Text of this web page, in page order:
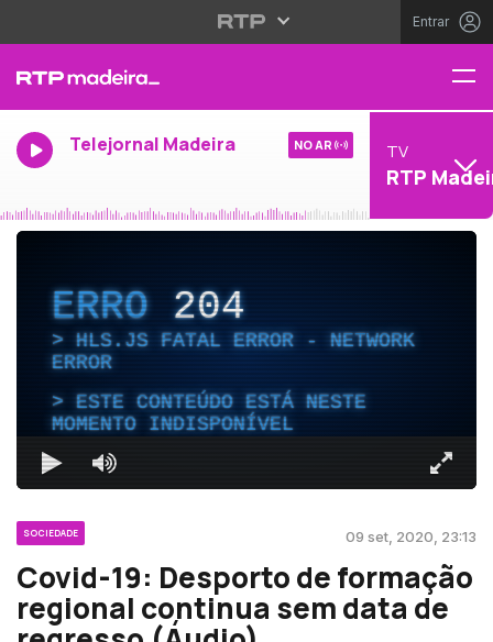
Entrar
Telejornal Madeira NO AR TV
RTP
ERRO204
HLS.JS FATAL ERROR - NETWORK
ERROR
ESTE CONTEÚDO ESTÁ NESTE
MOMENTO INDISPONÍVEL
SOCIEDADE 09 set, 2020, 23:13
Covid-19: Desporto de formação
regional continua sem data de